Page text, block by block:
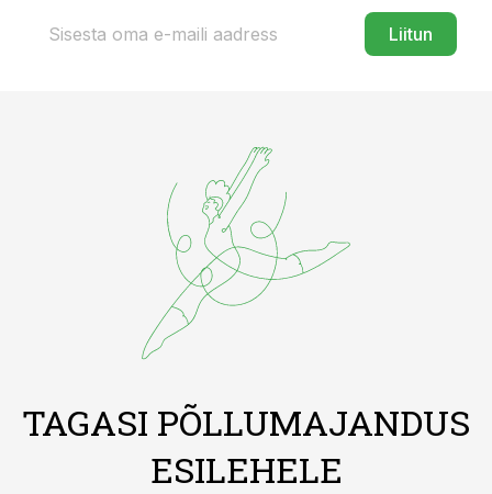
Liitun
TAGASI PÕLLUMAJANDUS
ESILEHELE